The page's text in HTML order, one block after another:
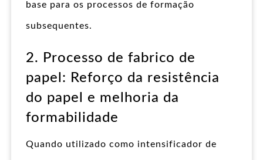
base para os processos de formação
subsequentes.
2. Processo de fabrico de
papel: Reforço da resistência
do papel e melhoria da
formabilidade
Quando utilizado como intensificador de